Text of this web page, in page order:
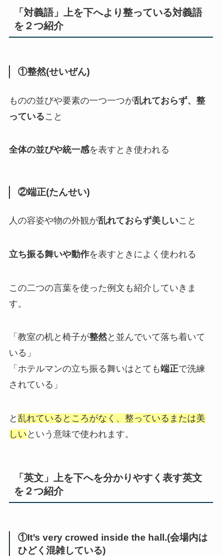
「対義語」上を下へより整っている対義語
を２つ紹介
①整然(せいぜん)
ものの並びや要素の一つ一つが乱れておらず、整
っていること
全体の並びや統一感を表すとき使われる
②端正(たんせい)
人の容姿や物の外観が乱れておらず美しいこと
立ち振る舞いや動作を表すときによく使われる
この二つの言葉を使った例文も紹介していきま
す。
「教室の机と椅子が整然と並んでいて落ち着いて
いる」
「ホテルマンの立ち振る舞いはとても端正で洗練
されている」
と 乱れているところがなく、整っているまたは美
しい という意味で使われます。
「英文」上を下へを分かりやすく表す英文
を２つ紹介
①It’s very crowed inside the hall.(会場内は
ひどく混雑している)